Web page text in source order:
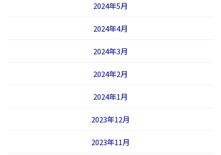
2024年5月
2024年4月
2024年3月
2024年2月
2024年1月
2023年12月
2023年11月